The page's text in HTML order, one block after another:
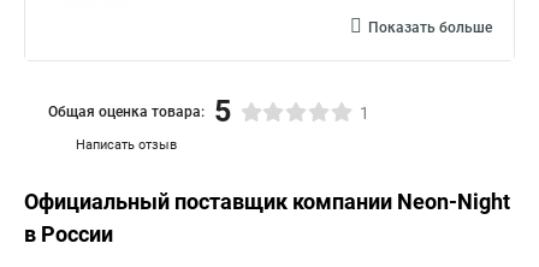
Показать больше
Написать отзыв
Общая оценка товара: 5 1
Официальный поставщик компании Neon-Night
в России